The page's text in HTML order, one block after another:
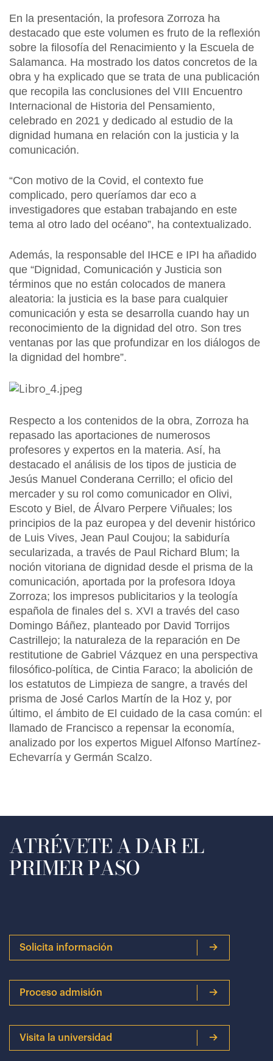
En la presentación, la profesora Zorroza ha
destacado que este volumen es fruto de la reflexión
sobre la filosofía del Renacimiento y la Escuela de
Salamanca. Ha mostrado los datos concretos de la
obra y ha explicado que se trata de una publicación
que recopila las conclusiones del VIII Encuentro
Internacional de Historia del Pensamiento,
celebrado en 2021 y dedicado al estudio de la
dignidad humana en relación con la justicia y la
comunicación.
“Con motivo de la Covid, el contexto fue
complicado, pero queríamos dar eco a
investigadores que estaban trabajando en este
tema al otro lado del océano”, ha contextualizado.
Además, la responsable del IHCE e IPI ha añadido
que “Dignidad, Comunicación y Justicia son
términos que no están colocados de manera
aleatoria: la justicia es la base para cualquier
comunicación y esta se desarrolla cuando hay un
reconocimiento de la dignidad del otro. Son tres
ventanas por las que profundizar en los diálogos de
la dignidad del hombre”.
Respecto a los contenidos de la obra, Zorroza ha
repasado las aportaciones de numerosos
profesores y expertos en la materia. Así, ha
destacado el análisis de los tipos de justicia de
Jesús Manuel Conderana Cerrillo; el oficio del
mercader y su rol como comunicador en Olivi,
Escoto y Biel, de Álvaro Perpere Viñuales; los
principios de la paz europea y del devenir histórico
de Luis Vives, Jean Paul Coujou; la sabiduría
secularizada, a través de Paul Richard Blum; la
noción vitoriana de dignidad desde el prisma de la
comunicación, aportada por la profesora Idoya
Zorroza; los impresos publicitarios y la teología
española de finales del s. XVI a través del caso
Domingo Báñez, planteado por David Torrijos
Castrillejo; la naturaleza de la reparación en De
restitutione de Gabriel Vázquez en una perspectiva
filosófico-política, de Cintia Faraco; la abolición de
los estatutos de Limpieza de sangre, a través del
prisma de José Carlos Martín de la Hoz y, por
último, el ámbito de El cuidado de la casa común: el
llamado de Francisco a repensar la economía,
analizado por los expertos Miguel Alfonso Martínez-
Echevarría y Germán Scalzo.
ATRÉVETE A DAR EL
PRIMER PASO
Solicita información
Proceso admisión
Visita la universidad